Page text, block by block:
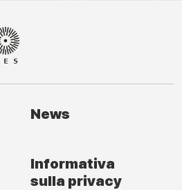
News
Informativa
sulla privacy